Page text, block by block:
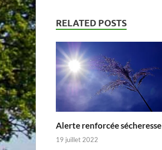
RELATED POSTS
Alerte renforcée sécheresse
19 juillet 2022